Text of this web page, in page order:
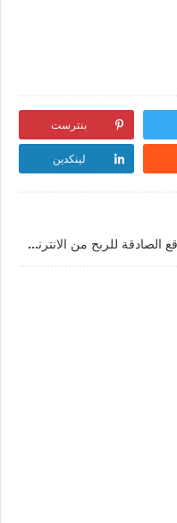
بنترست
لينكدين
شرح موقع TGM PANEL افضل المواقع الصادقة للربح من الانترنت